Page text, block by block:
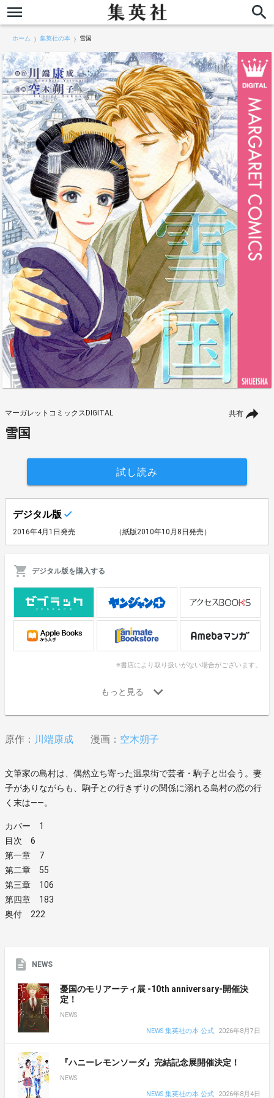
ホーム 集英社の本 雪国
共有
マーガレットコミックスDIGITAL
雪国
試し読み
デジタル版
2016年4月1日発売 （紙版2010年10月8日発売）
デジタル版を購入する
※書店により取り扱いがない場合がございます。
原作： 川端康成 漫画： 空木朔子
文筆家の島村は、偶然立ち寄った温泉街で芸者・駒子と出会う。妻
子がありながらも、駒子との行きずりの関係に溺れる島村の恋の行
く末は――。
カバー 1
目次 6
第一章 7
第二章 55
第三章 106
第四章 183
奥付 222
NEWS
憂国のモリアーティ展 -10th anniversary-開催決
定！
NEWS
NEWS 集英社の本 公式
2026年8月7日
『ハニーレモンソーダ』完結記念展開催決定！
NEWS
NEWS 集英社の本 公式
2026年8月4日